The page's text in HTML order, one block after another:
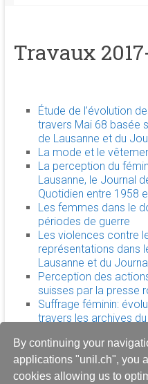
By continuing your
applications "unil.ch", you
cookies allowing us to
Travaux
Étude de l’évolution
travers Mai 68 basée
de Lausanne et du
La mode et le
La perception du
Lausanne, le Journal
Quotidien entre 1958
Les femmes dans le
périodes de guerre
Les violences contre
représentations dans
Lausanne et du
Perception des
suisses par la presse
Suffrage féminin:
travers les archives